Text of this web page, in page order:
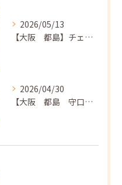
2026/05/13
【大阪 都島】チェロ教室 NAOMIミュージックスクール❣️チェリスト中島紗理先生のコンサートのご案内🎵
2026/04/30
【大阪 都島 守口】ヴァイオリン教室❣️NAOMIミュージックスクール🎵ヴァイオリン講師 上田哲子先生のコンサートのご案内❗️